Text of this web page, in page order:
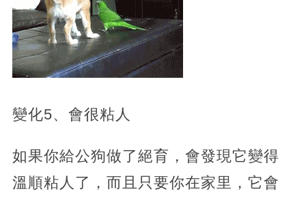
變化5、會很粘人
如果你給公狗做了絕育，會發現它變得
溫順粘人了，而且只要你在家里，它會